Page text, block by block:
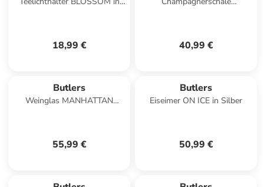
18,99 € 40,99 €
Butlers
Weinglas MANHATTAN
55,99 €
Butlers
Eiseimer ON ICE in Silber
50,99 €